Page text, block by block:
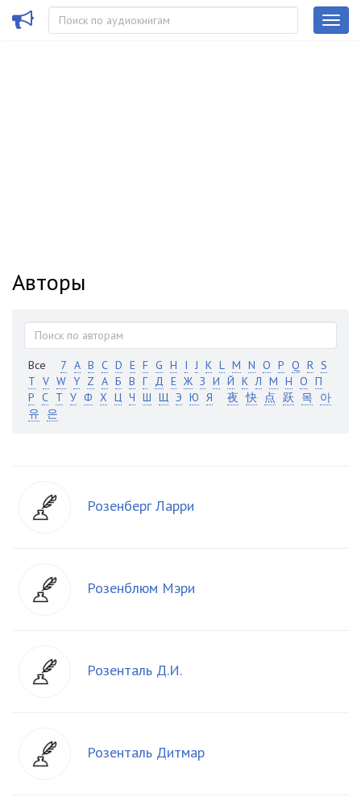
Авторы
Все 7 A B C D E F G H I J K L M N O P Q R S
T V W Y Z А Б В Г Д Е Ж З И Й К Л М Н О П
Р С Т У Ф Х Ц Ч Ш Щ Э Ю Я 夜 快 点 跃 목
아
유
은
Розенберг Ларри
Розенблюм Мэри
Розенталь Д.И.
Розенталь Дитмар